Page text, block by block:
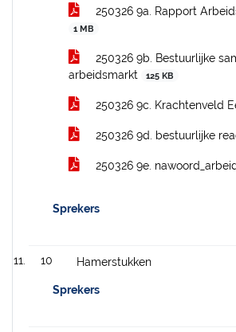
250326 9a. Rapport
1 MB
250326 9b. Bestuurlijke
arbeidsmarkt
125 KB
250326 9c. Krachtenveld
250326 9d. bestuurlijke
250326 9e.
Sprekers
10 Hamerstukken
Sprekers